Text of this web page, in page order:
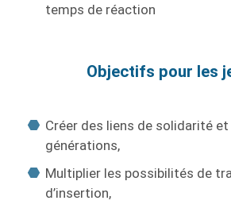
temps de réaction
Objectifs pour les
Créer des liens de solidarité
générations,
Multiplier les possibilités de
d’insertion,